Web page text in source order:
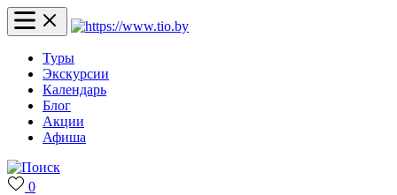
Туры
Экскурсии
Календарь
Блог
Акции
Афиша
0